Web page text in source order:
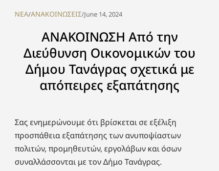
NEA/ΑΝΑΚΟΙΝΩΣΕΙΣ/June 14, 2024
ΑΝΑΚΟΙΝΩΣΗ Από την
Διεύθυνση Οικονομικών του
Δήμου Τανάγρας σχετικά με
απόπειρες εξαπάτησης
Σας ενημερώνουμε ότι βρίσκεται σε εξέλιξη
προσπάθεια εξαπάτησης των ανυποψίαστων
πολιτών, προμηθευτών, εργολάβων και όσων
συναλλάσσονται με τον Δήμο Τανάγρας.